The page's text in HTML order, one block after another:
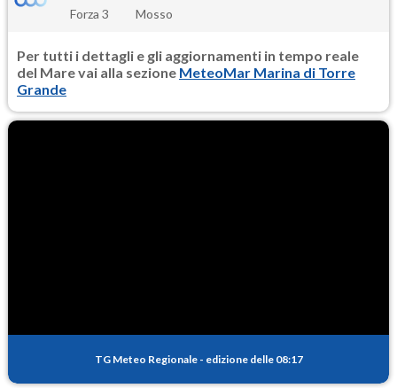
Forza 3
Mosso
Per tutti i dettagli e gli aggiornamenti in tempo reale
del Mare vai alla sezione MeteoMar Marina di Torre
Grande
TG Meteo Regionale - edizione delle 08:17